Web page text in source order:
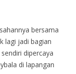
bersama
lagi jadi bagian
dipercaya
di lapangan